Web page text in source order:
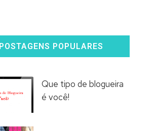
POSTAGENS POPULARES
Que tipo de blogueira
é você!